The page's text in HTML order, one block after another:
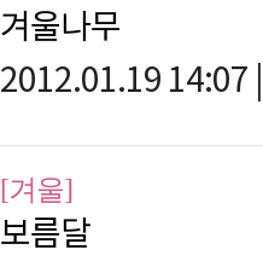
겨울나무
2012.01.19 14:07
[겨울]
보름달